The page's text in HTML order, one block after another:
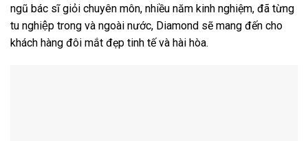
ngũ bác sĩ giỏi chuyên môn, nhiều năm kinh nghiệm, đã từng
tu nghiệp trong và ngoài nước, Diamond sẽ mang đến cho
khách hàng đôi mắt đẹp tinh tế và hài hòa.